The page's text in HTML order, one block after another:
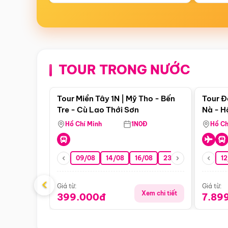
TOUR TRONG NƯỚC
Điểm nổi bật
Tour Miền Tây 1N | Mỹ Tho - Bến
Tre - Cù Lao Thới Sơn
Hồ Chí Minh 1N0Đ
09/08 14/08 16/08 23/08 30/08
Giá từ:
399.000đ Xem chi tiết
Tour
Nà -
Nha
Hồ
Giá từ:
‹